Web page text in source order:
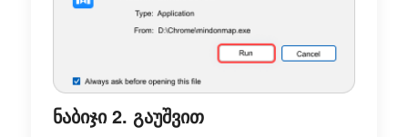
ნაბიჯი 2. გაუშვით